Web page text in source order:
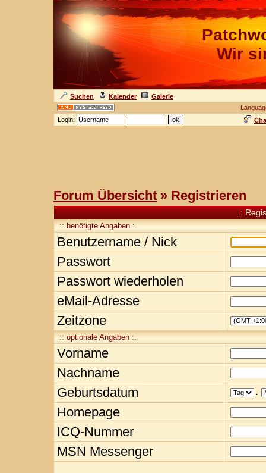
Wir
Suchen Kalender
Galerie
Login:
Forum Übersicht » Registrieren
.:
:: benötigte Angaben :.
Benutzername / Nick
Passwort
Passwort wiederholen
eMail-Adresse
Zeitzone
:: optionale Angaben :.
Vorname
Nachname
Geburtsdatum
.
Homepage
ICQ-Nummer
MSN Messenger